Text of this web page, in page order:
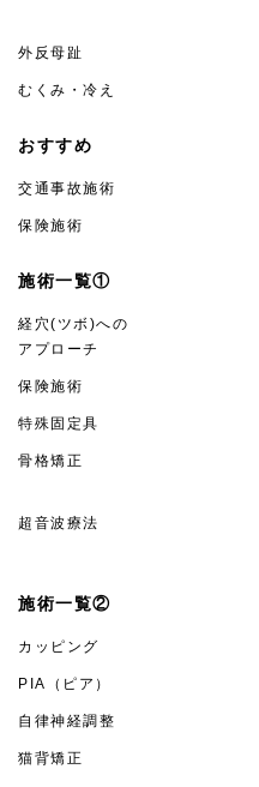
外反母趾
むくみ・冷え
おすすめ
交通事故施術
保険施術
施術一覧①
経穴(ツボ)への
アプローチ
保険施術
特殊固定具
骨格矯正
超音波療法
施術一覧②
カッピング
PIA（ピア）
自律神経調整
猫背矯正